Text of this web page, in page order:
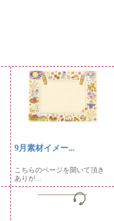
9月素材イメー...
こちらのページを開いて頂き
ありが...